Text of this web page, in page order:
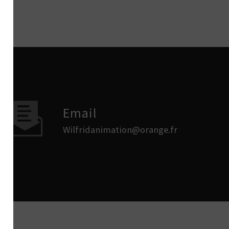
Email
wilfridanimation@orange.fr